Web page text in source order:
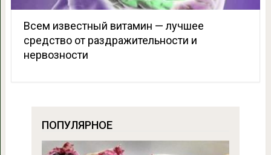
Всем известный витамин — лучшее
средство от раздражительности и
нервозности
ПОПУЛЯРНОЕ